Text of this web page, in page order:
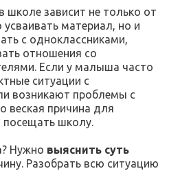
школе зависит не только от
материал, но и
с одноклассниками,
отношения со
Если у малыша часто
ситуации с
возникают проблемы с
веская причина для
посещать школу.
Нужно выяснить суть
Разобрать всю ситуацию